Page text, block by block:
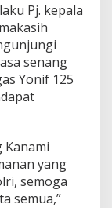
Pj. kepala
senang
Yonif 125
Kanami
yang
semoga
semua,”